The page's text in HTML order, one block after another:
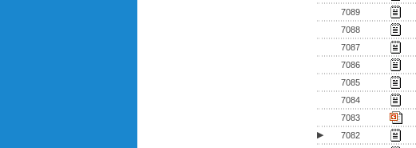
7089
7088
7087
7086
7085
7084
7083
▶
7082